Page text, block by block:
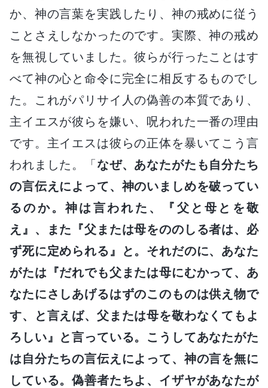
か、神の言葉を実践したり、神の戒めに従う
ことさえしなかったのです。実際、神の戒め
を無視していました。彼らが行ったことはす
べて神の心と命令に完全に相反するものでし
た。これがパリサイ人の偽善の本質であり、
主イエスが彼らを嫌い、呪われた一番の理由
です。主イエスは彼らの正体を暴いてこう言
われました。「なぜ、あなたがたも自分たち
の言伝えによって、神のいましめを破ってい
るのか。神は言われた、『父と母とを敬
え』、また『父または母をののしる者は、必
ず死に定められる』と。それだのに、あなた
がたは『だれでも父または母にむかって、あ
なたにさしあげるはずのこのものは供え物で
す、と言えば、父または母を敬わなくてもよ
ろしい』と言っている。こうしてあなたがた
は自分たちの言伝えによって、神の言を無に
している。偽善者たちよ、イザヤがあなたが